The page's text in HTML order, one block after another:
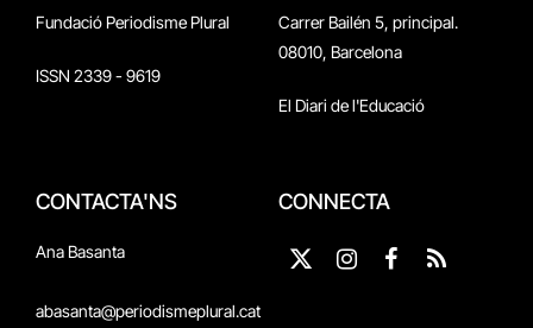
Fundació Periodisme Plural
ISSN 2339 - 9619
Carrer Bailén 5, principal.
08010, Barcelona
El Diari de l'Educació
CONTACTA'NS
Ana Basanta
abasanta@periodismeplural.cat
CONNECTA
X
Instagram
Facebook
RSS